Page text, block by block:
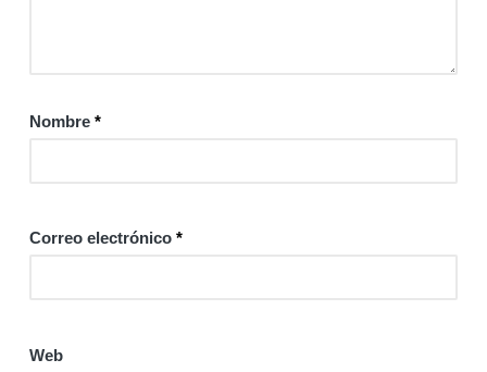
Nombre *
Correo electrónico *
Web